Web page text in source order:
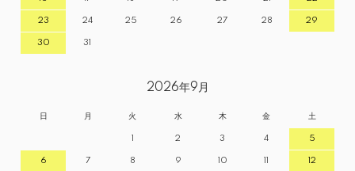
23 24 25 26 27 28 29
30 31
2026年9月
日 月 火 水 木 金 土
1 2 3 4 5
6 7 8 9 10 11 12